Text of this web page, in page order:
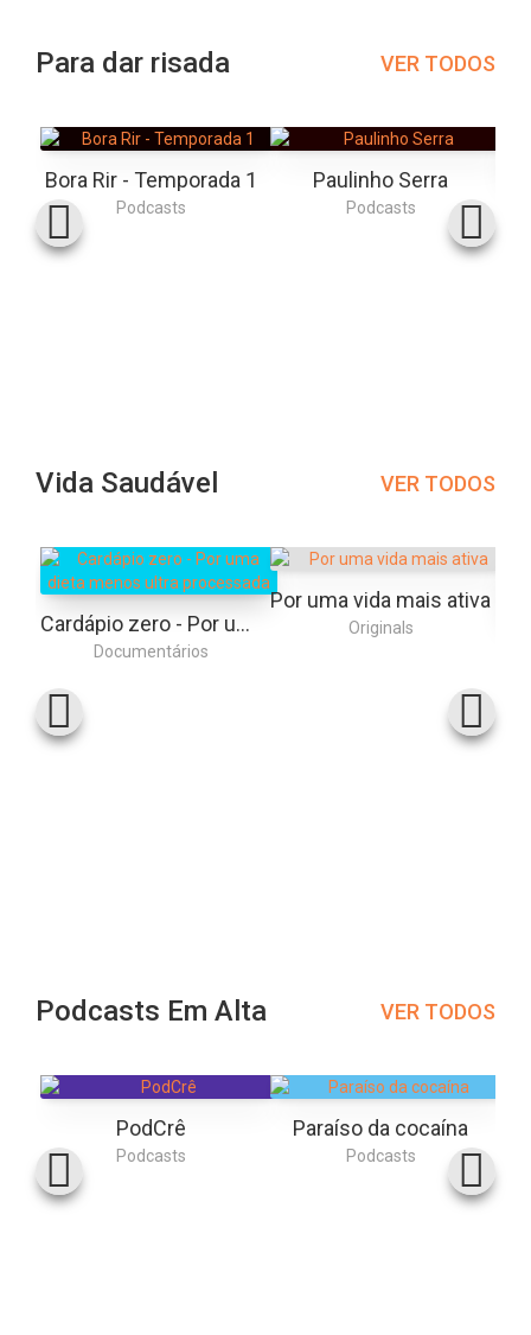
Para dar risada VER TODOS
Bora Rir - Temporada 1
Podcasts
Paulinho Serra
Podcasts
Vida Saudável VER TODOS
Cardápio zero - Por uma dieta menos ultra processada
Documentários
Por uma vida mais ativa
Originals
Podcasts Em Alta VER TODOS
PodCrê
Podcasts
Paraíso da cocaína
Podcasts